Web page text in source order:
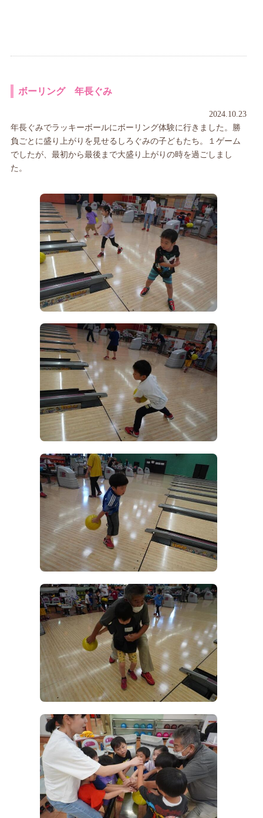
ボーリング 年長ぐみ
2024.10.23
年長ぐみでラッキーボールにボーリング体験に行きました。勝
負ごとに盛り上がりを見せるしろぐみの子どもたち。１ゲーム
でしたが、最初から最後まで大盛り上がりの時を過ごしまし
た。